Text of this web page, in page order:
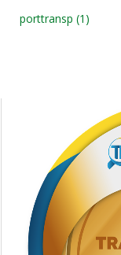
porttransp (1)